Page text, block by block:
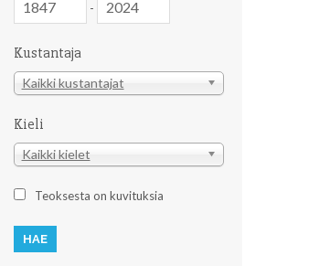
-
Kustantaja
Kustantaja
Kaikki kustantajat
Kieli
Kieli
Kaikki kielet
Teoksesta on kuvituksia